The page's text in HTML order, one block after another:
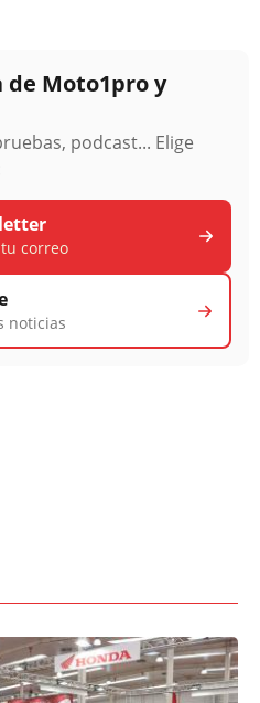
de Moto1pro y
podcast... Elige
correo
noticias